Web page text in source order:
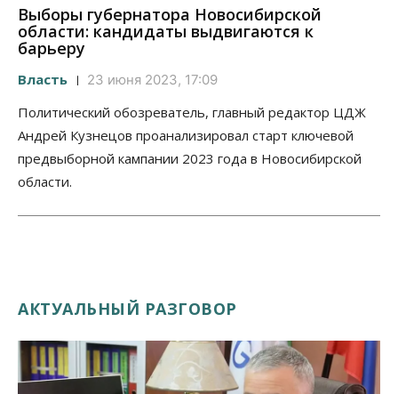
Выборы губернатора Новосибирской
области: кандидаты выдвигаются к
барьеру
Власть 23 июня 2023, 17:09
Политический обозреватель, главный редактор ЦДЖ
Андрей Кузнецов проанализировал старт ключевой
предвыборной кампании 2023 года в Новосибирской
области.
АКТУАЛЬНЫЙ РАЗГОВОР